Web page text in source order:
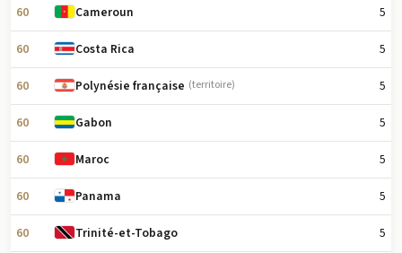
60 Cameroun 5
60 Costa Rica 5
60 Polynésie française (territoire) 5
60 Gabon 5
60 Maroc 5
60 Panama 5
60 Trinité-et-Tobago 5